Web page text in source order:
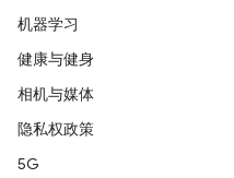
机器学习
健康与健身
相机与媒体
隐私权政策
5G